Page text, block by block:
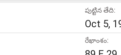
పుట్టిన తేది:
Oct 5,
రేఖాంశం: